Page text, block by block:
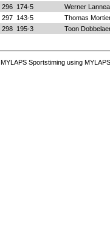
296
174-5
Werner
297
143-5
Thomas
298
195-3 Toon
MYLAPS Sportstiming using